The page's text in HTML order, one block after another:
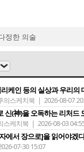
케인 등의 실상과 우리의
의스케치북 | 2026-08-07
신(神)을 오독하는 리처드
스케치북 | 2026-08-03
에서 장으로]을 읽어야겠
07-30 15:07